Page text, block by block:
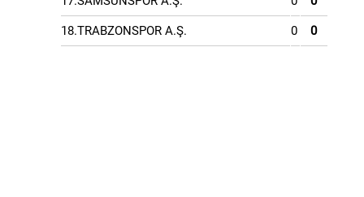
18.TRABZONSPOR A.Ş. 0 0